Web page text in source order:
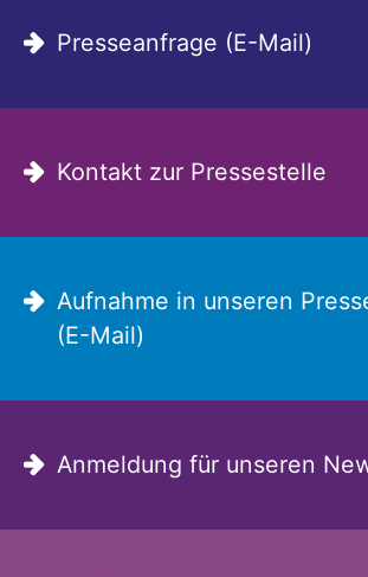
Presseanfrage (E-Mail)
Kontakt zur Pressestelle
Aufnahme in unseren
(E-Mail)
Anmeldung für unseren